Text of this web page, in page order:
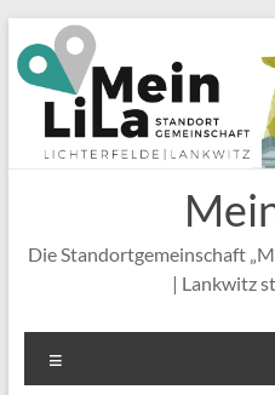
Inhalt
springen
Die Standortgemeinschaft
| Lankwitz